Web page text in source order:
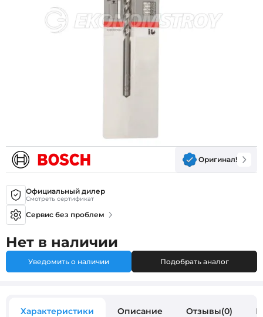
Оригинал!
Официальный дилер
Смотреть сертификат
Сервис без проблем
Нет в наличии
Уведомить о наличии Подобрать аналог
Характеристики Описание Отзывы(0)